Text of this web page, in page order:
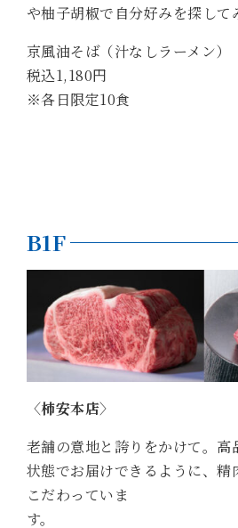
や柚子胡椒で自分好みを探して
京風油そば（汁なしラーメン）
税込1,180円
※各日限定10食
B1F
〈柿安本店〉
老舗の意地と誇りをかけて。高
状態でお届けできるように、精
こだわっていま
す